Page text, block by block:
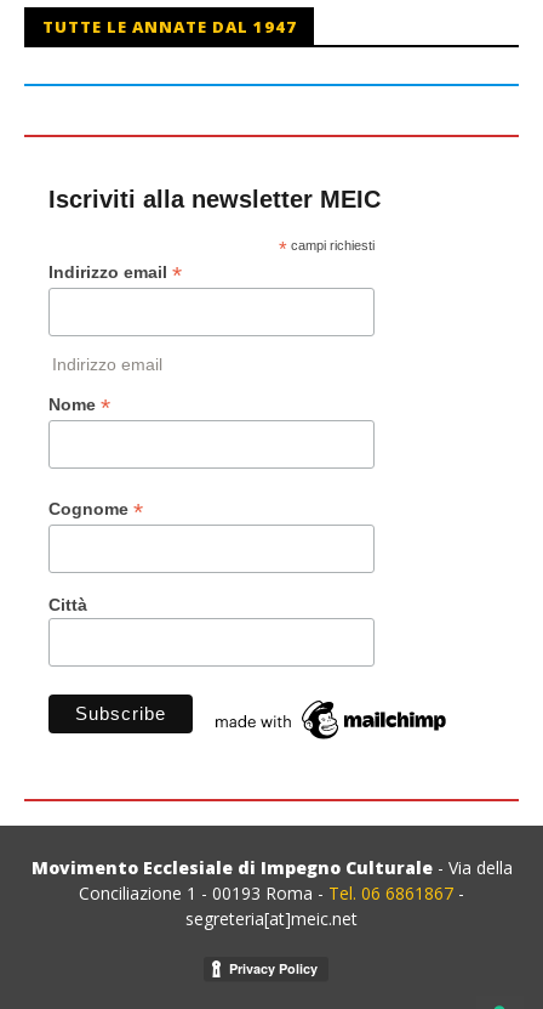
TUTTE LE ANNATE DAL 1947
Iscriviti alla newsletter MEIC
*campi richiesti
Indirizzo email *
Indirizzo email
Nome *
Cognome *
Città
Movimento Ecclesiale di Impegno Culturale- Via della
Conciliazione 1 - 00193 Roma - Tel. 06 6861867 -
segreteria[at]meic.net